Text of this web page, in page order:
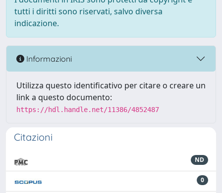
tutti i diritti sono riservati, salvo diversa
indicazione.
Informazioni
Utilizza questo identificativo per citare o creare un
link a questo documento:
https://hdl.handle.net/11386/4852487
Citazioni
ND
0